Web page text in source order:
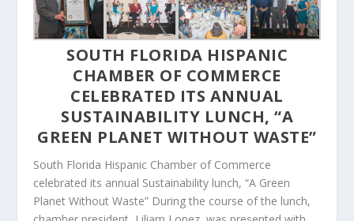
SOUTH FLORIDA HISPANIC
CHAMBER OF COMMERCE
CELEBRATED ITS ANNUAL
SUSTAINABILITY LUNCH, “A
GREEN PLANET WITHOUT WASTE”
South Florida Hispanic Chamber of Commerce
celebrated its annual Sustainability lunch, “A Green
Planet Without Waste” During the course of the lunch,